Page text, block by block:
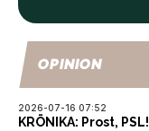
OPINION
2026-07-16 07:52
KRÖNIKA: Prost, PSL!